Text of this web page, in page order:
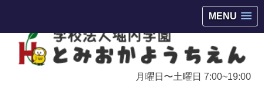
MENU
月曜日〜土曜日 7:00~19:00